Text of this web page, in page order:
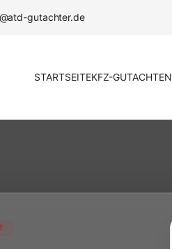
gutachter.de
STARTSEITEKFZ-GUTACHTEN